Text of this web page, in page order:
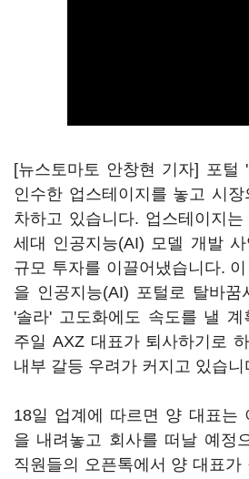
[뉴스토마토 안창현 기자] 포털
인수한 업스테이지를 놓고 시
차하고 있습니다. 업스테이지
세대 인공지능(AI) 모델 개발
규모 투자를 이끌어냈습니다.
을 인공지능(AI) 포털로 탈바
'솔라' 고도화에도 속도를 낼
주일 AXZ 대표가 퇴사하기로
내부 갈등 우려가 커지고 있습니
18일 업계에 따르면 양 대표는
을 내려놓고 회사를 떠날 예정
직원들의 오픈톡에서 양 대표